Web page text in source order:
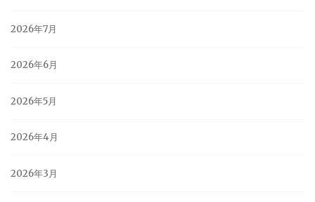
2026年7月
2026年6月
2026年5月
2026年4月
2026年3月